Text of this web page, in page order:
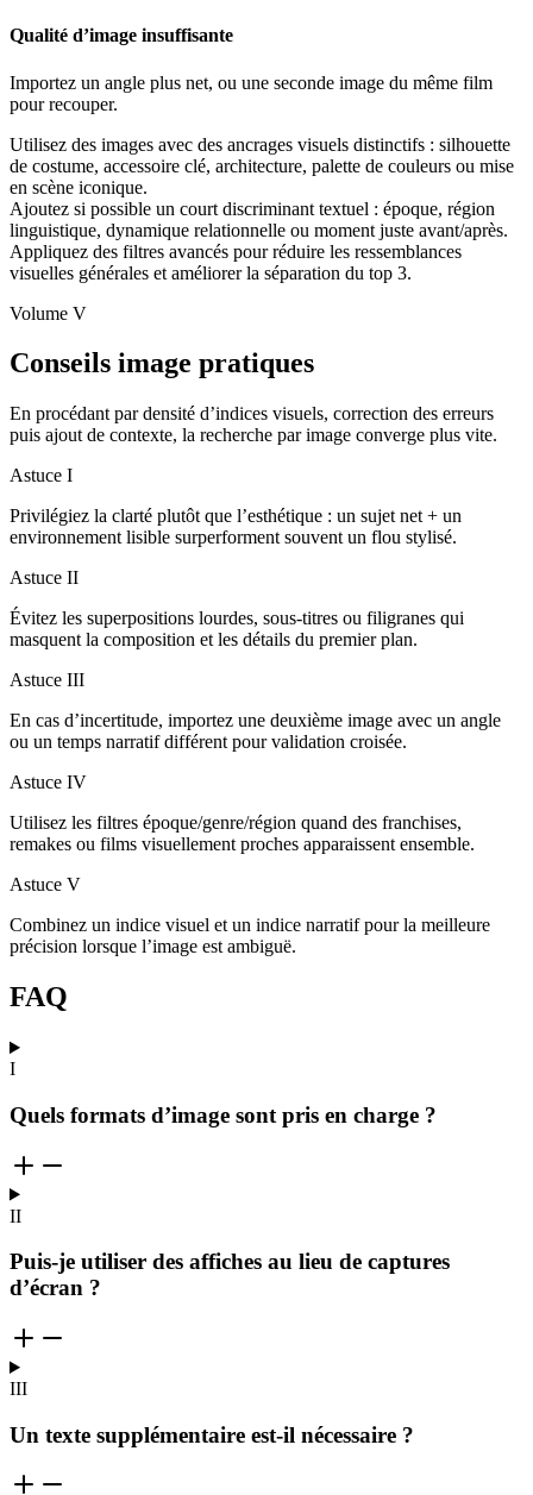
Qualité d’image insuffisante
Importez un angle plus net, ou une seconde image du même film
pour recouper.
Utilisez des images avec des ancrages visuels distinctifs : silhouette
de costume, accessoire clé, architecture, palette de couleurs ou mise
en scène iconique.
Ajoutez si possible un court discriminant textuel : époque, région
linguistique, dynamique relationnelle ou moment juste avant/après.
Appliquez des filtres avancés pour réduire les ressemblances
visuelles générales et améliorer la séparation du top 3.
Volume V
Conseils image pratiques
En procédant par densité d’indices visuels, correction des erreurs
puis ajout de contexte, la recherche par image converge plus vite.
Astuce I
Privilégiez la clarté plutôt que l’esthétique : un sujet net + un
environnement lisible surperforment souvent un flou stylisé.
Astuce II
Évitez les superpositions lourdes, sous-titres ou filigranes qui
masquent la composition et les détails du premier plan.
Astuce III
En cas d’incertitude, importez une deuxième image avec un angle
ou un temps narratif différent pour validation croisée.
Astuce IV
Utilisez les filtres époque/genre/région quand des franchises,
remakes ou films visuellement proches apparaissent ensemble.
Astuce V
Combinez un indice visuel et un indice narratif pour la meilleure
précision lorsque l’image est ambiguë.
FAQ
I
Quels formats d’image sont pris en charge ?
II
Puis-je utiliser des affiches au lieu de captures
d’écran ?
III
Un texte supplémentaire est-il nécessaire ?